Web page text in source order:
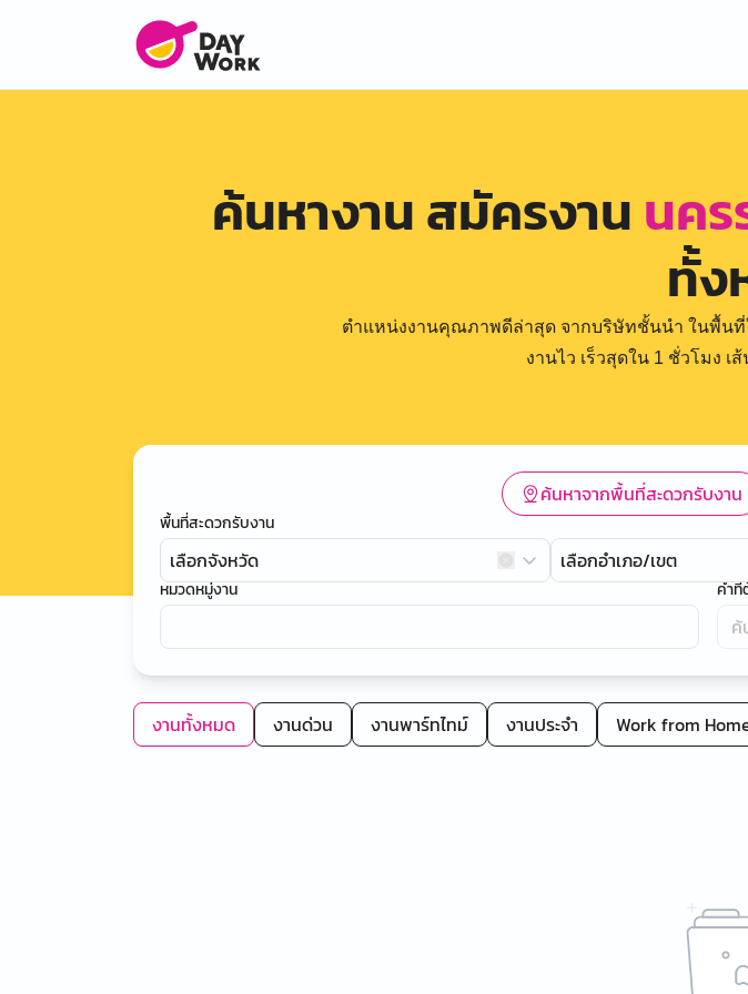
ค้นหางาน สมัครงาน นค
ทั้ง
ตำแหน่งงานคุณภาพดีล่าสุด จากบริษัทชั้นนำ ในพื้น
งานไว เร็วสุดใน 1 ชั่วโมง
ค้นหาจากพื้นที่สะดวกรับงาน
พื้นที่สะดวกรับงาน
เลือกจังหวัด เลือกอำเภอ/เขต
หมวดหมู่งาน คำที่
งานทั้งหมด งานด่วน งานพาร์ทไทม์ งานประจำ Work from